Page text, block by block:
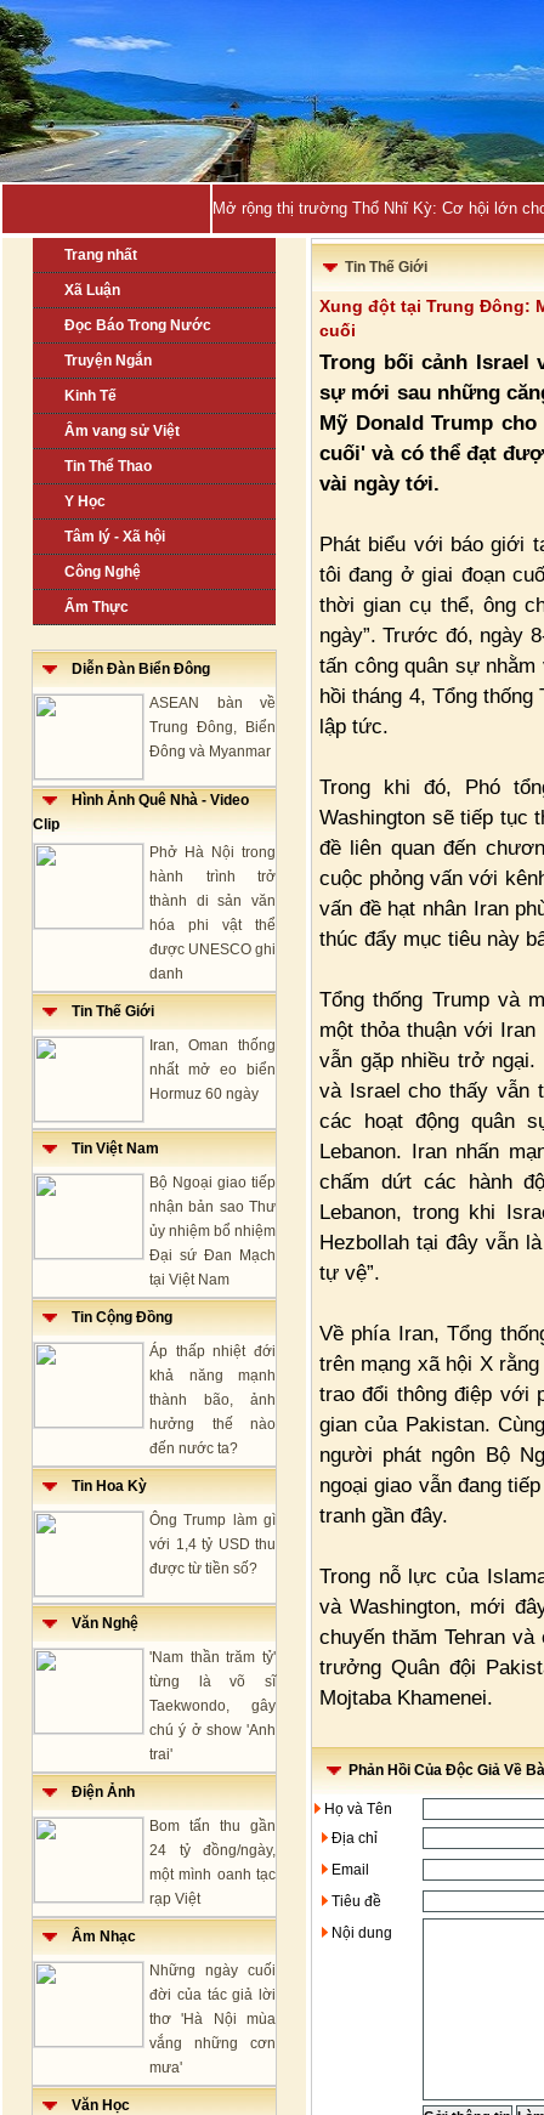
Mở rộng thị trường Thổ Nhĩ Kỳ: Cơ hội lớn
Trang nhất
Xã Luận
Đọc Báo Trong Nước
Truyện Ngắn
Kinh Tế
Âm vang sử Việt
Tin Thể Thao
Y Học
Tâm lý - Xã hội
Công Nghệ
Ẩm Thực
Diễn Đàn Biển Đông
ASEAN bàn về
Trung Đông, Biển
Đông và Myanmar
Hình Ảnh Quê Nhà - Video
Clip
Phở Hà Nội trong
hành trình trở
thành di sản văn
hóa phi vật thể
được UNESCO ghi
danh
Tin Thế Giới
Iran, Oman thống
nhất mở eo biển
Hormuz 60 ngày
Tin Việt Nam
Bộ Ngoại giao tiếp
nhận bản sao Thư
ủy nhiệm bổ nhiệm
Đại sứ Đan Mạch
tại Việt Nam
Tin Cộng Đồng
Áp thấp nhiệt đới
khả năng mạnh
thành bão, ảnh
hưởng thế nào
đến nước ta?
Tin Hoa Kỳ
Ông Trump làm gì
với 1,4 tỷ USD thu
được từ tiền số?
Văn Nghệ
'Nam thần trăm tỷ'
từng là võ sĩ
Taekwondo, gây
chú ý ở show 'Anh
trai'
Điện Ảnh
Bom tấn thu gần
24 tỷ đồng/ngày,
một mình oanh tạc
rạp Việt
Âm Nhạc
Những ngày cuối
đời của tác giả lời
thơ 'Hà Nội mùa
vắng những cơn
mưa'
Văn Học
Tin Thế Giới
Xung đột tại Trung Đông:
cuối
Trong bối cảnh Israel
sự mới sau những
Mỹ Donald Trump
cuối' và có thể đạt
vài ngày tới.
Phát biểu với báo giới
tôi đang ở giai đoạn
thời gian cụ thể, ông
ngày”. Trước đó, ngày
tấn công quân sự
hồi tháng 4, Tổng
lập tức.
Trong khi đó, Phó
Washington sẽ tiếp tục
đề liên quan đến
cuộc phỏng vấn với
vấn đề hạt nhân Iran
thúc đẩy mục tiêu này
Tổng thống Trump và
một thỏa thuận với
vẫn gặp nhiều trở
và Israel cho thấy vẫn
các hoạt động quân
Lebanon. Iran nhấn
chấm dứt các hành
Lebanon, trong khi
Hezbollah tại đây vẫn
tự vệ”.
Về phía Iran, Tổng
trên mạng xã hội X
trao đổi thông điệp với
gian của Pakistan.
người phát ngôn Bộ
ngoại giao vẫn đang
tranh gần đây.
Trong nỗ lực của
và Washington, mới
chuyến thăm Tehran
trưởng Quân đội
Mojtaba Khamenei.
Phản Hồi Của Độc Giả Về
Họ và Tên
Địa chỉ
Email
Tiêu đề
Nội dung